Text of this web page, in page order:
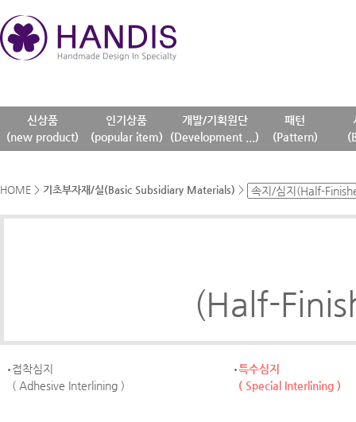
신상품
(new product)
인기상품
(popular item)
개발/기획원단
(Development ...)
패턴
(Pattern)
HOME > 기초부자재/실(Basic Subsidiary Materials) >
(Half-
접착심지
( Adhesive Interlining )
특수심지
( Special Interlining )